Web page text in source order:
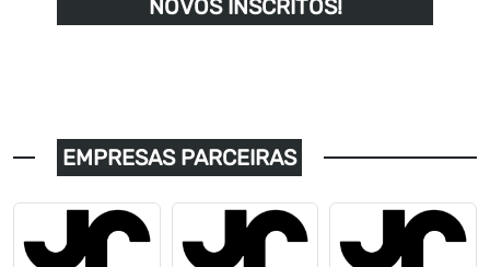
NOVOS INSCRITOS!
EMPRESAS PARCEIRAS